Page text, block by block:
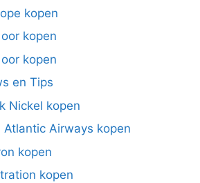
kopen
kopen
kopen
en Tips
Nickel kopen
Airways kopen
kopen
kopen